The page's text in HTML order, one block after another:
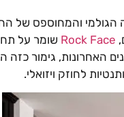
הגולמי והמחוספס של
Rock Face שומר על
האחרונות, גימור כזה
לחוזק ויזואלי.